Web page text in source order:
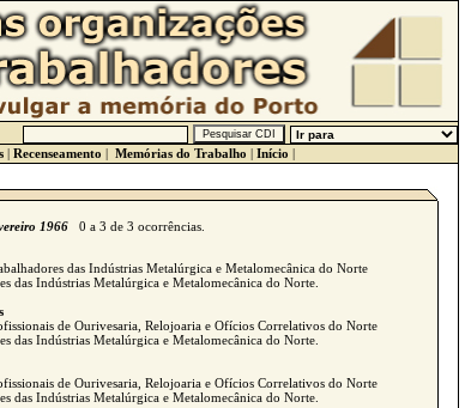
| Recenseamento | Memórias do Trabalho | Início |
19660 a 3 de 3 ocorrências.
das Indústrias Metalúrgica e Metalomecânica do Norte
das Indústrias Metalúrgica e Metalomecânica do Norte.
de Ourivesaria, Relojoaria e Ofícios Correlativos do Norte
das Indústrias Metalúrgica e Metalomecânica do Norte.
de Ourivesaria, Relojoaria e Ofícios Correlativos do Norte
das Indústrias Metalúrgica e Metalomecânica do Norte.